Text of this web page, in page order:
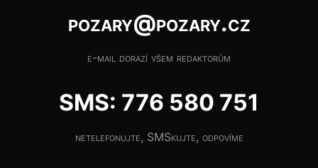
pozary@pozary.cz
e-mail dorazí všem redaktorům
SMS: 776 580 751
netelefonujte, SMSkujte, odpovíme